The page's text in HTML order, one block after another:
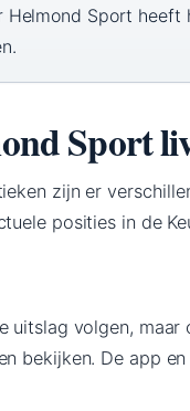
Helmond Sport heeft
Sport
zijn er
posities in de
uitslag volgen,
bekijken. De app